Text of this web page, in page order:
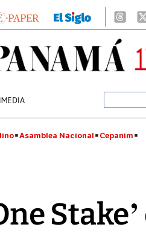
Asamblea Nacional Cepanim